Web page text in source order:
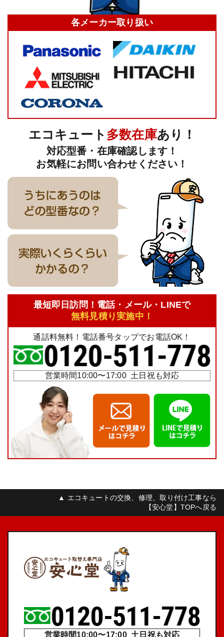
各メーカー取り扱い
エコキュート 多数在庫あり！
対応型番・在庫確認します！
お気軽にお問い合わせください！
最短即日訪問！電話・メール・LINEで
無料見積り実施中！
通話料無料！電話番号タップでお電話OK！
営業時間10:00〜17:00 土日祝も対応
▲ エコキュートの交換、修理、取り付け工事なら
【安心堂】TOPへ戻る
営業時間10:00〜17:00 土日祝も対応